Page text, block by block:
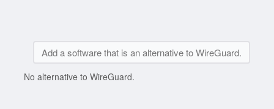
Add a software that is an alternative to WireGuard.
No alternative to WireGuard.